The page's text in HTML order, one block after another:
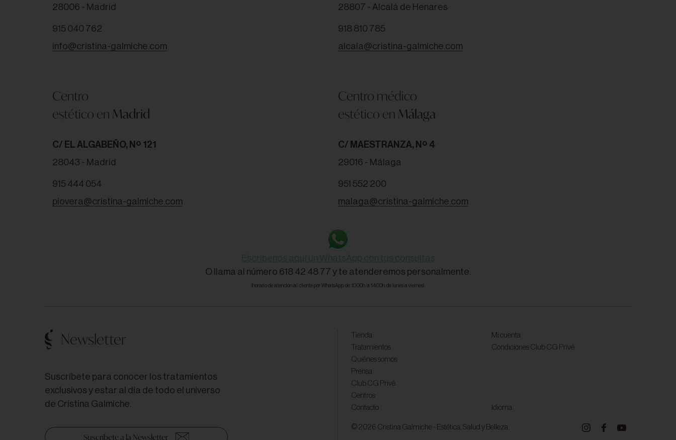
QUIERO ESTE TRATAMIENTO - QUIERO ESTE TRATAMIENTO - 225,00
28006 - Madrid
915 040 762
info@cristina-galmiche.com
28807 - Alcalá de Henares
918 810 785
alcala@cristina-galmiche.com
Centro
estético en Madrid
C/ EL ALGABEÑO, Nº 121
28043 - Madrid
915 444 054
piovera@cristina-galmiche.com
Centro médico
estético en Málaga
C/ MAESTRANZA, Nº 4
29016 - Málaga
951 552 200
malaga@cristina-galmiche.com
Escríbenos aquí un WhatsApp con tus consultas
O llama al número 618 42 48 77 y te atenderemos personalmente.
(horario de atención al cliente por WhatsApp: de 10:00h. a 14:00h. de lunes a viernes).
Newsletter
Suscríbete para conocer los tratamientos
exclusivos y estar al día de todo el universo
de Cristina Galmiche.
Suscríbete a la Newsletter
Tienda
Tratamientos
Quiénes somos
Prensa
Club CG Privé
Centros
Contacto
Mi cuenta
Condiciones Club CG Privé
Idioma:
© 2026 Cristina Galmiche - Estética, Salud y Belleza.